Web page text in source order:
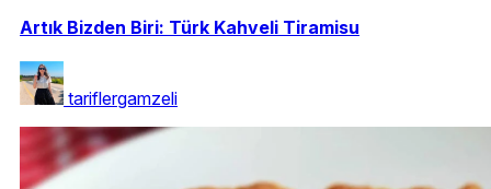
Artık Bizden Biri: Türk Kahveli Tiramisu
tariflergamzeli